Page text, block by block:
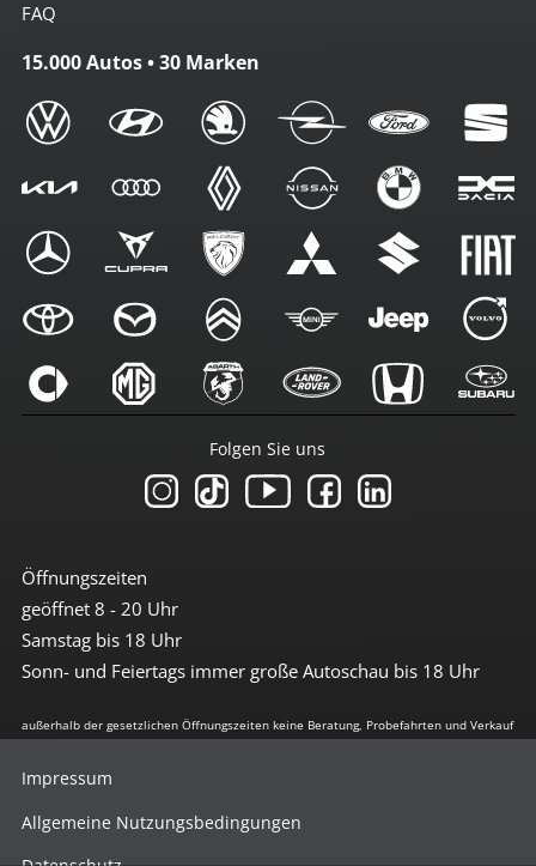
FAQ
15.000 Autos • 30 Marken
Öffnungszeiten
geöffnet 8 - 20 Uhr
Samstag bis 18 Uhr
Sonn- und Feiertags immer große Autoschau bis 18 Uhr
Folgen Sie uns
außerhalb der gesetzlichen Öffnungszeiten keine Beratung, Probefahrten und Verkauf
Impressum
Allgemeine Nutzungsbedingungen